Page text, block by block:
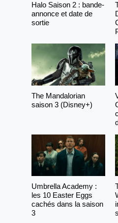
Halo Saison 2 : bande-
annonce et date de
sortie
The Mandalorian
saison 3 (Disney+)
Umbrella Academy :
les 10 Easter Eggs
cachés dans la saison
3